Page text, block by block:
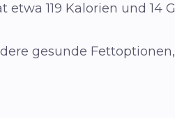
etwa 119 Kalorien und 14
gesunde